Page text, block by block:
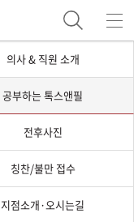
의사 & 직원 소개
공부하는 톡스앤필
전후사진
칭찬/불만 접수
지점소개·오시는길